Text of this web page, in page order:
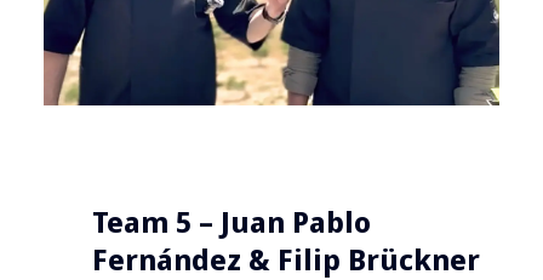
Team 5 – Juan Pablo
Fernández & Filip Brückner